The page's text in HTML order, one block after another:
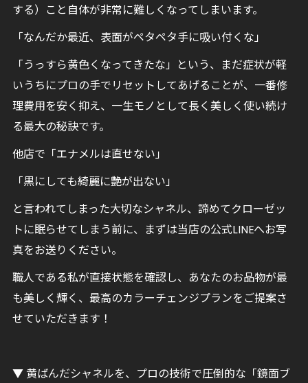
する）こと自体が非常に難しくなってしまいます。
「なんだか最近、表面がペタペタ手に吸い付くな」
「うっすら黄色くなってきたな」という、まだ症状が軽
いうちにプロの手でリセットしてあげることが、一番修
理費用を安く抑え、一生モノとして長く美しく使い続け
る最大の秘訣です。
他店で「エナメルは直せない」
「黒にしても綺麗に艶が出ない」
と言われてしまった大切なシャネル、諦めてクローゼッ
トに眠らせてしまう前に、まずは当店の公式LINEへお写
真をお送りください。
職人である私が直接状態を確認し、あなたのお品物が最
も美しく輝く、最高のカラーチェンジプランをご提案さ
せていただきます！
▼ 黄ばんだシャネルを、プロの技術で圧倒的な「鏡面ブ